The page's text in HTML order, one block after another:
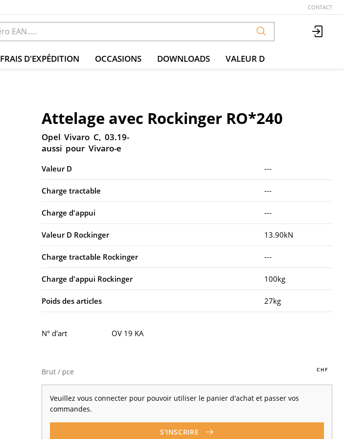
CONTACT
FRAIS D'EXPÉDITION OCCASIONS DOWNLOADS VALEUR D
Attelage avec Rockinger RO*240
Opel Vivaro C, 03.19-
aussi pour Vivaro-e
Valeur D ---
Charge tractable ---
Charge d'appui ---
Valeur D Rockinger 13.90kN
Charge tractable Rockinger ---
Charge d'appui Rockinger 100kg
Poids des articles 27kg
Brut / pce
Veuillez vous connecter pour pouvoir utiliser le panier d'achat et passer vos
commandes.
S'INSCRIRE
N° d'art OV 19 KA